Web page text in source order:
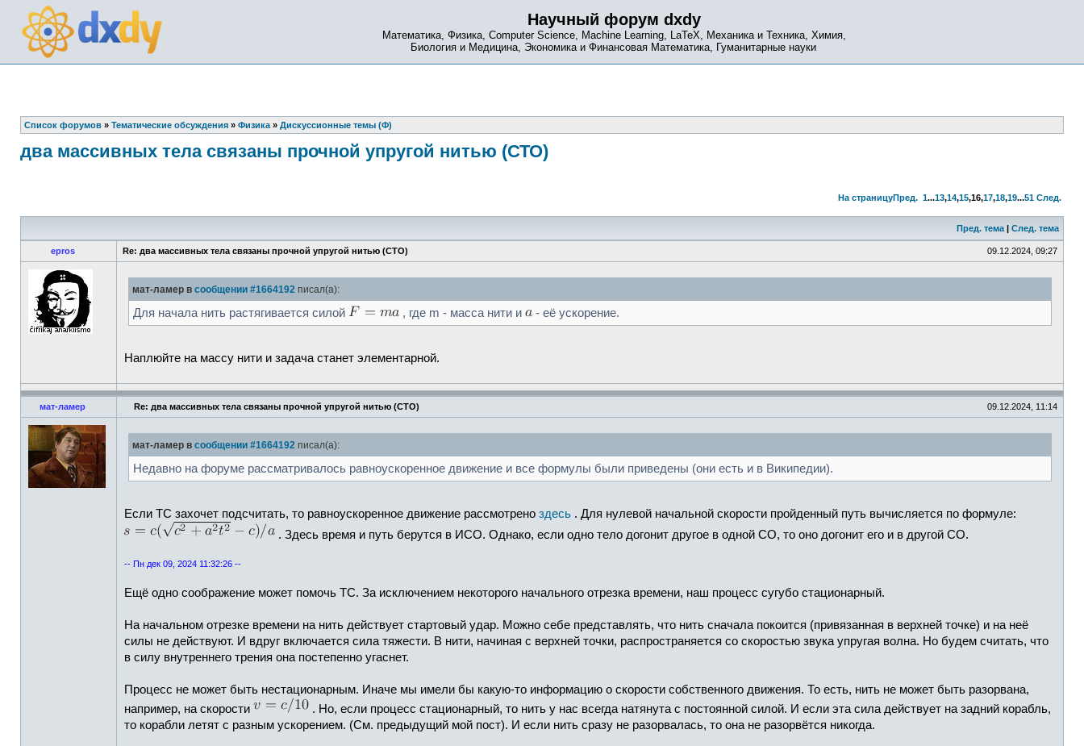
Научный форум dxdy
Математика, Физика, Computer Science, Machine Learning, LaTeX, Механика и Техника, Химия,
Биология и Медицина, Экономика и Финансовая Математика, Гуманитарные науки
Список форумов » Тематические обсуждения » Физика » Дискуссионные темы (Ф)
два массивных тела связаны прочной упругой нитью (СТО)
На страницуПред. 1...13,14,15,16,17,18,19...51 След.
Пред. тема | След. тема
epros Re: два массивных тела связаны прочной упругой нитью (СТО) 09.12.2024, 09:27
мат-ламер в сообщении #1664192 писал(а):
Для начала нить растягивается силой , где m - масса нити и - её ускорение.
Наплюйте на массу нити и задача станет элементарной.
мат-ламер Re: два массивных тела связаны прочной упругой нитью (СТО) 09.12.2024, 11:14
мат-ламер в сообщении #1664192 писал(а):
Недавно на форуме рассматривалось равноускоренное движение и все формулы были приведены (они есть и в Википедии).
Если ТС захочет подсчитать, то равноускоренное движение рассмотрено здесь . Для нулевой начальной скорости пройденный путь вычисляется по формуле:
. Здесь время и путь берутся в ИСО. Однако, если одно тело догонит другое в одной СО, то оно догонит его и в другой СО.
-- Пн дек 09, 2024 11:32:26 --
Ещё одно соображение может помочь ТС. За исключением некоторого начального отрезка времени, наш процесс сугубо стационарный.
На начальном отрезке времени на нить действует стартовый удар. Можно себе представлять, что нить сначала покоится (привязанная в верхней точке) и на неё
силы не действуют. И вдруг включается сила тяжести. В нити, начиная с верхней точки, распространяется со скоростью звука упругая волна. Но будем считать, что
в силу внутреннего трения она постепенно угаснет.
Процесс не может быть нестационарным. Иначе мы имели бы какую-то информацию о скорости собственного движения. То есть, нить не может быть разорвана,
например, на скорости
. Но, если процесс стационарный, то нить у нас всегда натянута с постоянной силой. И если эта сила действует на задний корабль,
то корабли летят с разным ускорением. (См. предыдущий мой пост). И если нить сразу не разорвалась, то она не разорвётся никогда.